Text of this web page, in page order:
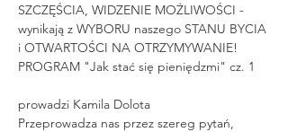
SZCZĘŚCIA, WIDZENIE MOŻLIWOŚCI -
wynikają z WYBORU naszego STANU BYCIA
i OTWARTOŚCI NA OTRZYMYWANIE!
PROGRAM "Jak stać się pieniędzmi" cz. 1
prowadzi Kamila Dolota
Przeprowadza nas przez szereg pytań,